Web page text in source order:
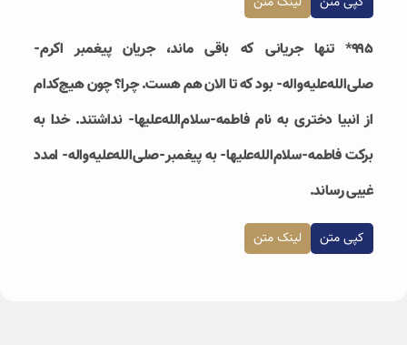
۹۹۵* تنها جریانی که باقی ماند، جریان پیغمبر اکرم-
صلی‌الله‌علیه‌واله- بود که تا الان هم هست. چرا؟ چون هیچ‌کدام
از انبیا دختری به نام فاطمه-سلام‌الله‌علیها- نداشتند. خدا به
برکت فاطمه-سلام‌الله‌علیها- به پیغمبر-صلی‌الله‌علیه‌واله- امدد
غیبی رساند.
کپی متن لینک متن